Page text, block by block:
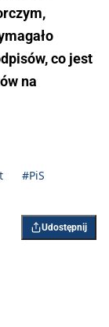
co jest
na
#PiS
Udostępnij